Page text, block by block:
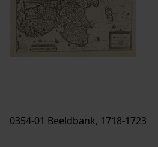
0354-01 Beeldbank, 1718-1723